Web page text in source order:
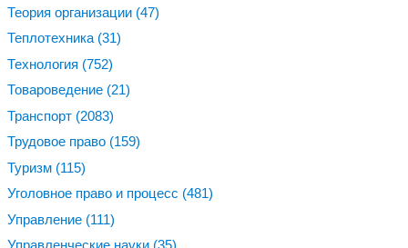
Теория организации (47)
Теплотехника (31)
Технология (752)
Товароведение (21)
Транспорт (2083)
Трудовое право (159)
Туризм (115)
Уголовное право и процесс (481)
Управление (111)